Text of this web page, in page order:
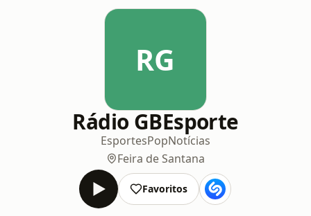
RG
Rádio GBEsporte
EsportesPopNotícias
Feira de Santana
Favoritos